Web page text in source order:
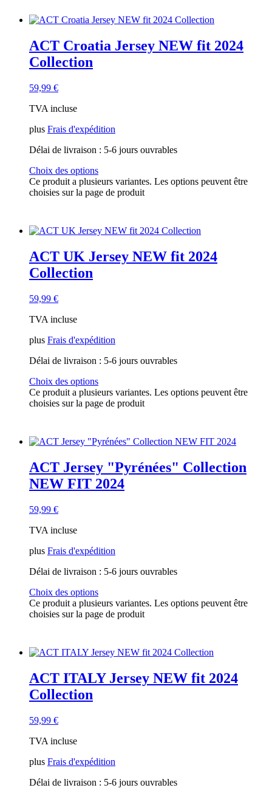
ACT Croatia Jersey NEW fit 2024
Collection
59,99 €
TVA incluse
plus Frais d'expédition
Délai de livraison : 5-6 jours ouvrables
Choix des options
Ce produit a plusieurs variantes. Les options peuvent être
choisies sur la page de produit
ACT UK Jersey NEW fit 2024
Collection
59,99 €
TVA incluse
plus Frais d'expédition
Délai de livraison : 5-6 jours ouvrables
Choix des options
Ce produit a plusieurs variantes. Les options peuvent être
choisies sur la page de produit
ACT Jersey "Pyrénées" Collection
NEW FIT 2024
59,99 €
TVA incluse
plus Frais d'expédition
Délai de livraison : 5-6 jours ouvrables
Choix des options
Ce produit a plusieurs variantes. Les options peuvent être
choisies sur la page de produit
ACT ITALY Jersey NEW fit 2024
Collection
59,99 €
TVA incluse
plus Frais d'expédition
Délai de livraison : 5-6 jours ouvrables